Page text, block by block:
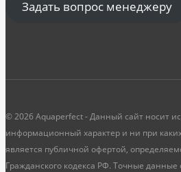
Задать вопрос менеджеру
© 2026 Aquaperfect - Данный сайт носит
информационный характер и ни при
является публичной офертой,
Гражданского кодекса РФ. Точные